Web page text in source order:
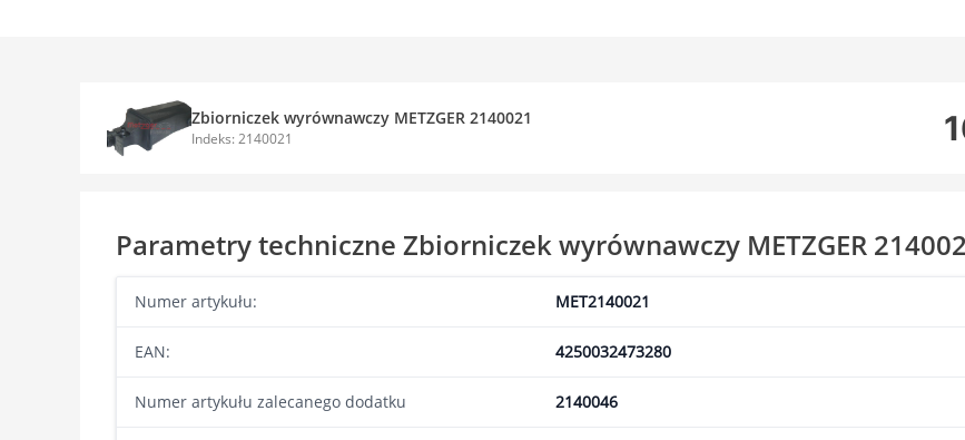
Zbiorniczek wyrównawczy METZGER 2140021
Indeks: 2140021
Parametry techniczne Zbiorniczek wyrównawczy METZGER
Numer artykułu: MET2140021
EAN: 4250032473280
Numer artykułu zalecanego dodatku 2140046